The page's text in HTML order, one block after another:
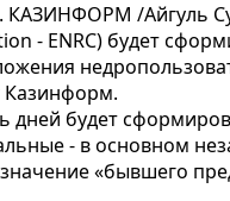
КАЗИНФОРМ /Айгуль
- ENRC) будет
Казинформ.
будет
- в основном
«бывшего